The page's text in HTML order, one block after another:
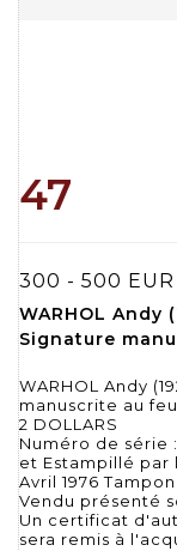
47
300 - 500 EUR
WARHOL Andy
Signature
WARHOL Andy
manuscrite au
2 DOLLARS
Numéro de série
et Estampillé par
Avril 1976
Vendu présenté
Un certificat
sera remis à